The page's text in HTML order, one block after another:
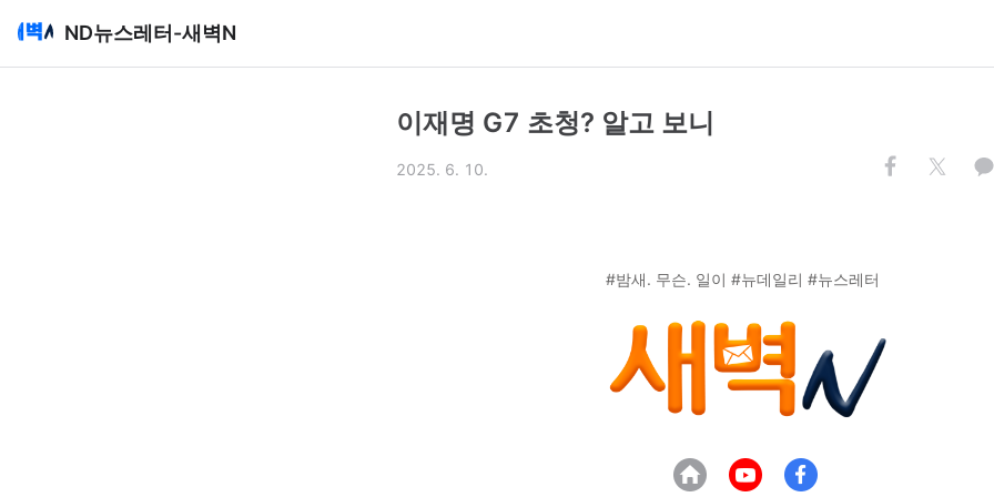
ND뉴스레터-새벽N
이재명 G7 초청? 알고 보니
2025. 6. 10.
#밤새. 무슨. 일이 #뉴데일리 #뉴스레터